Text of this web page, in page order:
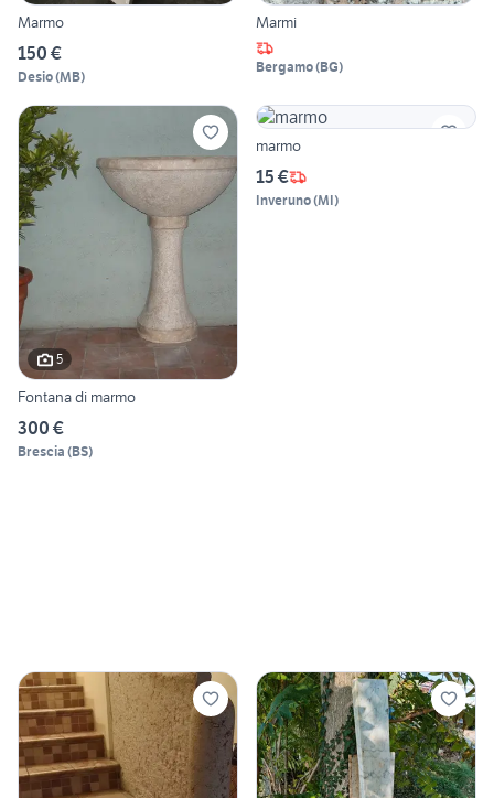
Marmo
150 €
Desio(MB)
Marmi
Bergamo(BG)
5
Fontana di marmo
300 €
Brescia (BS)
marmo
15 €
Inveruno(MI)